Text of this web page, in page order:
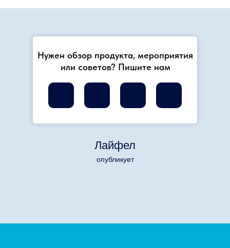
Нужен обзор продукта, мероприятия
или советов? Пишите нам
Лайфел
опубликует